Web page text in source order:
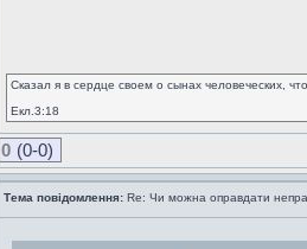
Сказал я в сердце своем о сынах человеческих,
Екл.3:18
0 (0-0)
Тема повідомлення: Re: Чи можна оправдати